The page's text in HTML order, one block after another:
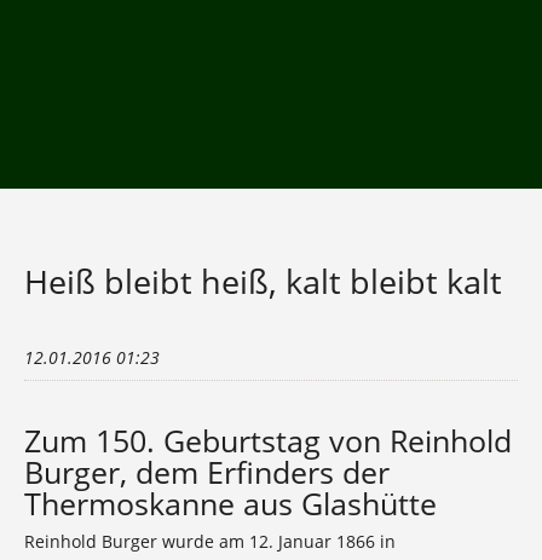
Heiß bleibt heiß, kalt bleibt kalt
12.01.2016 01:23
Zum 150. Geburtstag von Reinhold
Burger, dem Erfinders der
Thermoskanne aus Glashütte
Reinhold Burger wurde am 12. Januar 1866 in